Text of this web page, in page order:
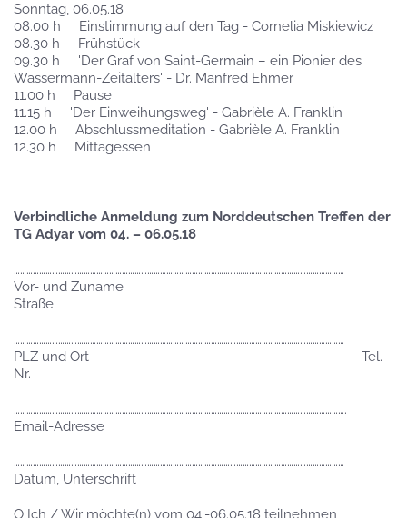
Sonntag, 06.05.18
08.00 h Einstimmung auf den Tag - Cornelia Miskiewicz
08.30 h Frühstück
09.30 h 'Der Graf von Saint-Germain – ein Pionier des
Wassermann-Zeitalters' - Dr. Manfred Ehmer
11.00 h Pause
11.15 h 'Der Einweihungsweg' - Gabrièle A. Franklin
12.00 h Abschlussmeditation - Gabrièle A. Franklin
12.30 h Mittagessen
Verbindliche Anmeldung zum Norddeutschen Treffen der
TG Adyar vom 04. – 06.05.18
…………………………………………………………………………………………………………………………………………
Vor- und Zuname
Straße
…………………………………………………………………………………………………………………………………………
PLZ und Ort Tel.-
Nr.
………………………………………………………………………………………………………………………………………….
Email-Adresse
…………………………………………………………………………………………………………………………………………
Datum, Unterschrift
O Ich / Wir möchte(n) vom 04.-06.05.18 teilnehmen